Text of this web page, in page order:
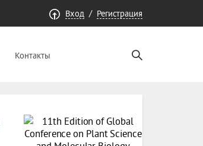
Вход / Регистрация
Контакты